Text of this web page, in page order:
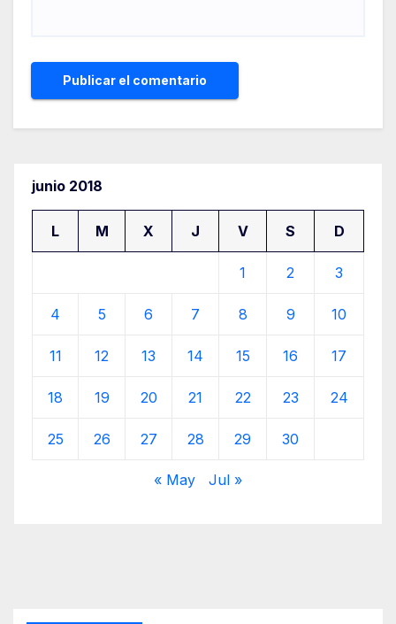
junio 2018
L M X J V S D
1 2 3
4 5 6 7 8 9 10
11 12 13 14 15 16 17
18 19 20 21 22 23 24
25 26 27 28 29 30
« May Jul »